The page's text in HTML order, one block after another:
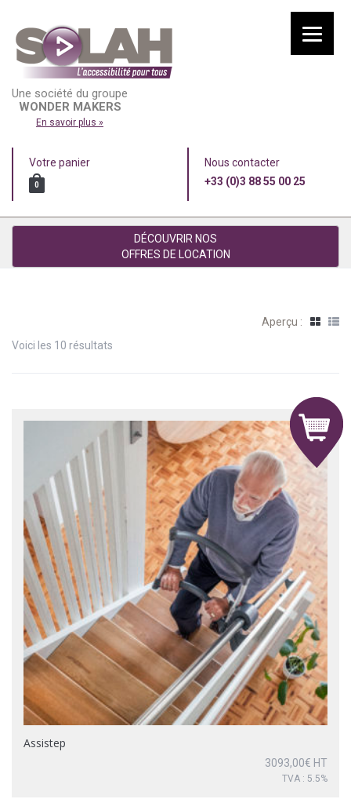
Une société du groupe
WONDER MAKERS
En savoir plus »
Votre panier
0
Nous contacter
+33 (0)3 88 55 00 25
DÉCOUVRIR NOS
OFFRES DE LOCATION
Aperçu :
Voici les 10 résultats
Assistep
3093,00€ HT
TVA : 5.5%